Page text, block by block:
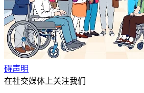
碍声明
在社交媒体上关注我们